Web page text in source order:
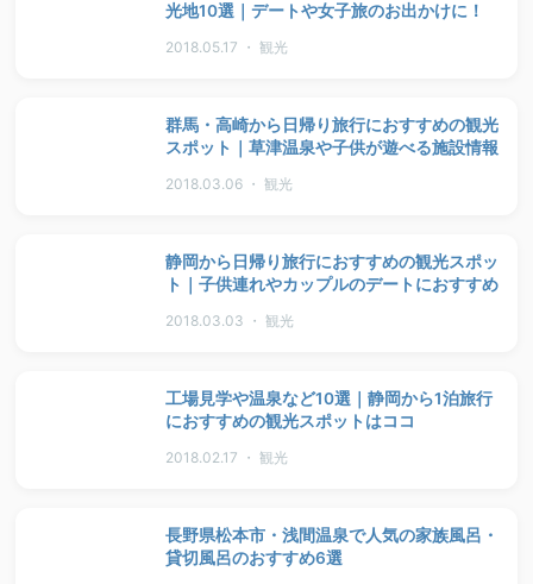
光地10選｜デートや女子旅のお出かけに！
2018.05.17 ・ 観光
群馬・高崎から日帰り旅行におすすめの観光
スポット｜草津温泉や子供が遊べる施設情報
2018.03.06 ・ 観光
静岡から日帰り旅行におすすめの観光スポッ
ト｜子供連れやカップルのデートにおすすめ
2018.03.03 ・ 観光
工場見学や温泉など10選｜静岡から1泊旅行
におすすめの観光スポットはココ
2018.02.17 ・ 観光
長野県松本市・浅間温泉で人気の家族風呂・
貸切風呂のおすすめ6選